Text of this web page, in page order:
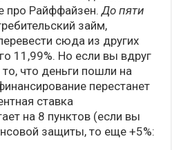
про Райффайзен.До пяти
займ,
сюда из других
11,99%. Но если вы вдруг
что деньги пошли на
перестанет
ставка
на 8 пунктов (если вы
защиты, то еще +5%: